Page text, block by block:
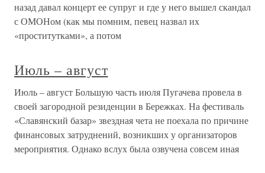
назад давал концерт ее супруг и где у него вышел скандал
с ОМОНом (как мы помним, певец назвал их
«проститутками», а потом
Июль – август
Июль – август Большую часть июля Пугачева провела в
своей загородной резиденции в Бережках. На фестиваль
«Славянский базар» звездная чета не поехала по причине
финансовых затруднений, возникших у организаторов
мероприятия. Однако вслух была озвучена совсем иная